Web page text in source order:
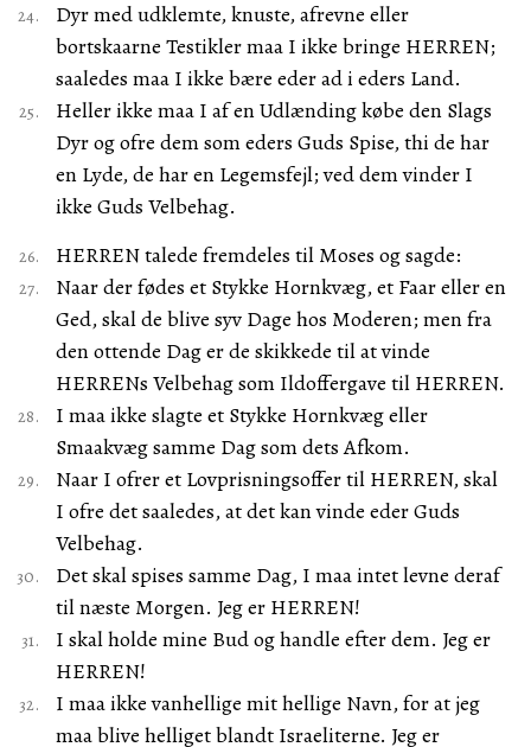
Dyr med udklemte, knuste, afrevne eller
bortskaarne Testikler maa I ikke bringe HERREN;
saaledes maa I ikke bære eder ad i eders Land.
Heller ikke maa I af en Udlænding købe den Slags
Dyr og ofre dem som eders Guds Spise, thi de har
en Lyde, de har en Legemsfejl; ved dem vinder I
ikke Guds Velbehag.
HERREN talede fremdeles til Moses og sagde:
Naar der fødes et Stykke Hornkvæg, et Faar eller en
Ged, skal de blive syv Dage hos Moderen; men fra
den ottende Dag er de skikkede til at vinde
HERRENs Velbehag som Ildoffergave til HERREN.
I maa ikke slagte et Stykke Hornkvæg eller
Smaakvæg samme Dag som dets Afkom.
Naar I ofrer et Lovprisningsoffer til HERREN, skal
I ofre det saaledes, at det kan vinde eder Guds
Velbehag.
Det skal spises samme Dag, I maa intet levne deraf
til næste Morgen. Jeg er HERREN!
I skal holde mine Bud og handle efter dem. Jeg er
HERREN!
I maa ikke vanhellige mit hellige Navn, for at jeg
maa blive helliget blandt Israeliterne. Jeg er